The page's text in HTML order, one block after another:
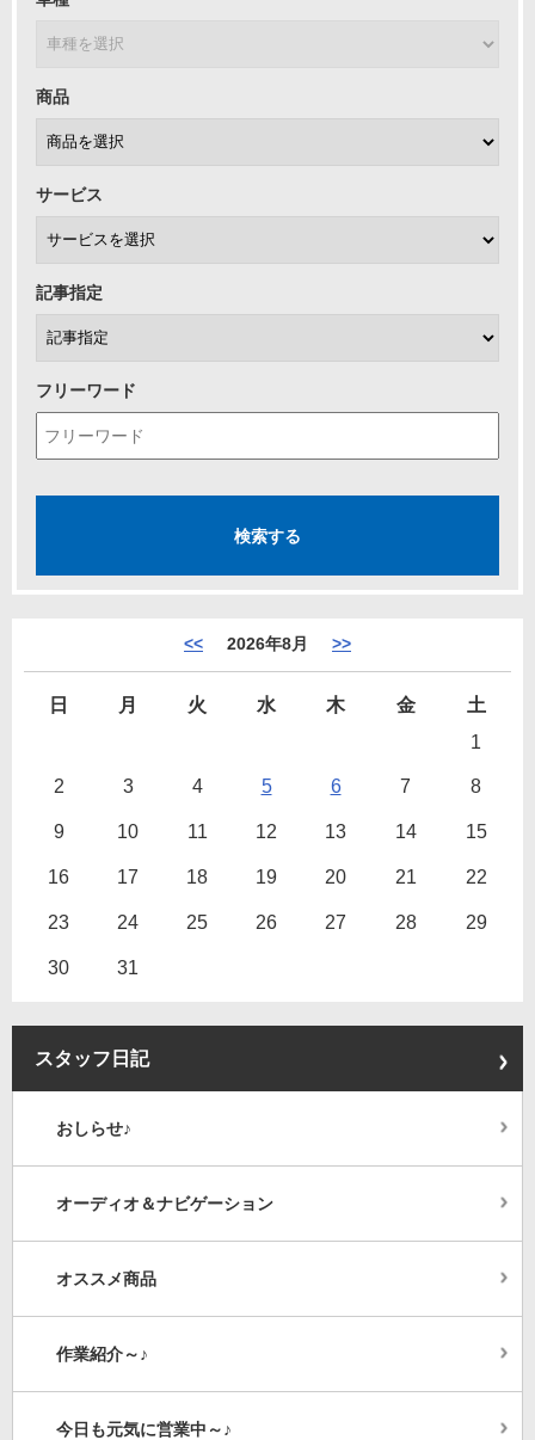
商品
サービス
記事指定
フリーワード
<< 2026年8月 >>
日 月 火 水 木 金
土
1
2 3 4 5 6 7 8
9 10 11 12 13 14 15
16 17 18 19 20 21 22
23 24 25 26 27 28 29
30 31
スタッフ日記
おしらせ♪
オーディオ＆ナビゲーション
オススメ商品
作業紹介～♪
今日も元気に営業中～♪